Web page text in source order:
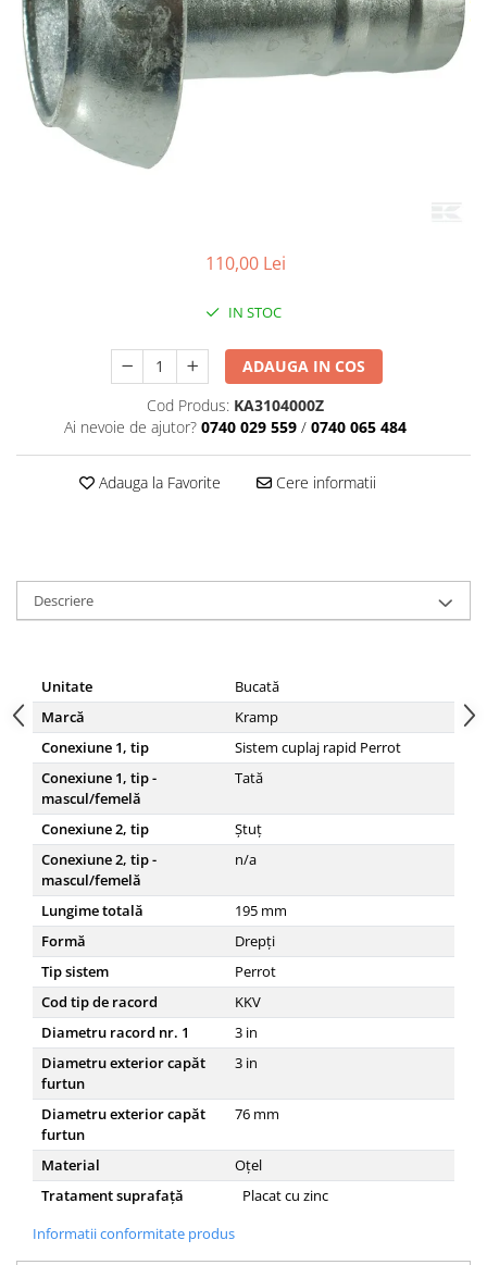
110,00 Lei
IN STOC
ADAUGA IN COS
Cod Produs: KA3104000Z
Ai nevoie de ajutor? 0740 029 559 / 0740 065 484
Adauga la Favorite Cere informatii
Descriere
Unitate
Bucată
Marcă
Kramp
Conexiune 1, tip
Sistem cuplaj rapid Perrot
Conexiune 1, tip -
mascul/femelă
Tată
Conexiune 2, tip
Ștuț
Conexiune 2, tip -
mascul/femelă
n/a
Lungime totală 195 mm
Formă
Drepți
Tip sistem
Perrot
Cod tip de racord
KKV
Diametru racord nr. 1
3 in
Diametru exterior capăt
furtun
3 in
Diametru exterior capăt
furtun
76 mm
Material
Oțel
Tratament suprafață
Placat cu zinc
Informatii conformitate produs